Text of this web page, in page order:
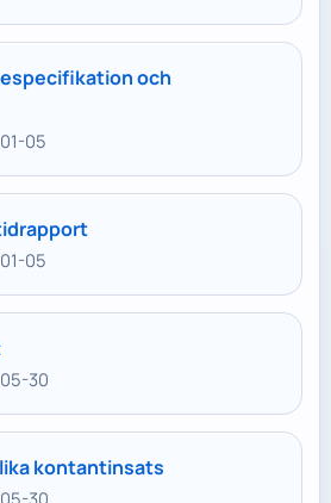
och
05
05
30
kontantinsats
30